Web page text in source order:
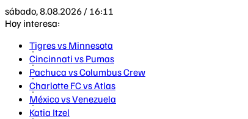
sábado, 8.08.2026 / 16:11
Hoy interesa:
Tigres vs Minnesota
Cincinnati vs Pumas
Pachuca vs Columbus Crew
Charlotte FC vs Atlas
México vs Venezuela
Katia Itzel